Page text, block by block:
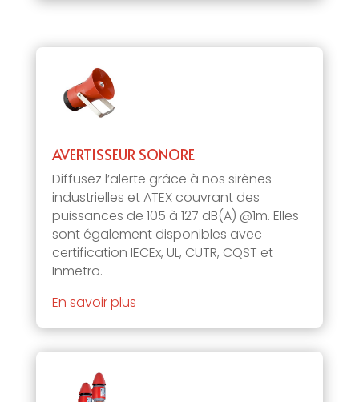
AVERTISSEUR SONORE
Diffusez l’alerte grâce à nos sirènes
industrielles et ATEX couvrant des
puissances de 105 à 127 dB(A) @1m. Elles
sont également disponibles avec
certification IECEx, UL, CUTR, CQST et
Inmetro.
En savoir plus